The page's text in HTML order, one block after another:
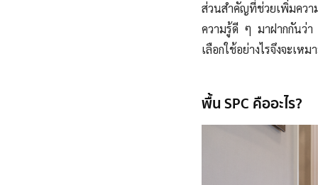
ส่วนสำคัญที่ช่วยเพิ่มควา
ความรู้ดี ๆ มาฝากกันว่า
เลือกใช้อย่างไรจึงจะเหม
พื้น SPC คืออะไร?